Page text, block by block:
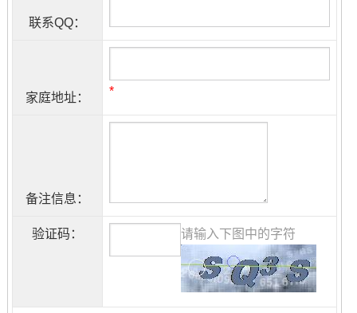
联系QQ：
家庭地址： *
备注信息：
验证码： 请输入下图中的字符